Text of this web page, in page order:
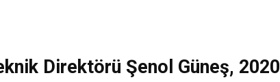
Direktörü Şenol Güneş, 2020